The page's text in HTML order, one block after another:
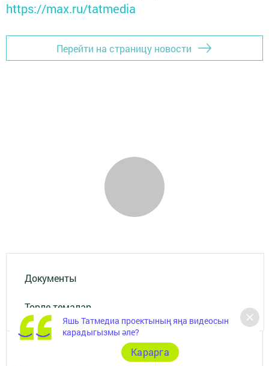
https://max.ru/tatmedia
Перейти на страницу новости
Документы
Төрле темалар
Яшь Татмедиа проектының яңа видеосын
карадыгызмы әле?
Карарга